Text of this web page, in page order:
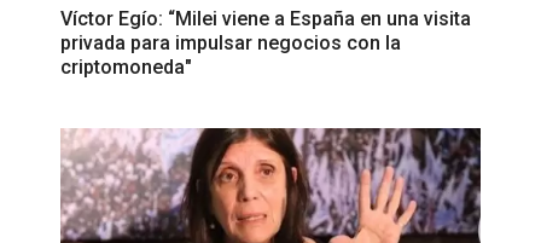
Víctor Egío: “Milei viene a España en una visita
privada para impulsar negocios con la
criptomoneda"